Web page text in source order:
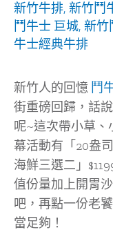
新竹牛排, 新竹鬥
鬥牛士 巨城, 新竹
牛士經典牛排
新竹人的回憶 鬥
街重磅回歸，話
呢~這次帶小草、
幕活動有「20盎
海鮮三選二」
值份量加上開胃
吧，再點一份老
當足夠！